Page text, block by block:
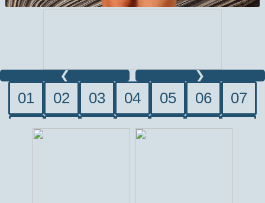
❮ ❯
01 02 03 04 05 06 07
08 09 10 11 12 13 14